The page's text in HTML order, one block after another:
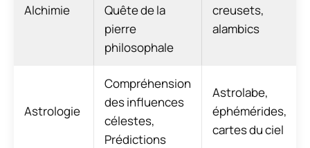
Alchimie
Quête de la
pierre
philosophale
creusets,
alambics
Astrologie
Compréhension
des influences
célestes,
Prédictions
Astrolabe,
éphémérides,
cartes du ciel